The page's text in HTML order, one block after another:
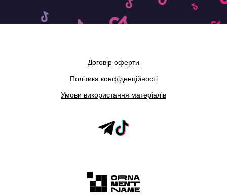
Договір оферти
Політика конфіденційності
Умови використання матеріалів